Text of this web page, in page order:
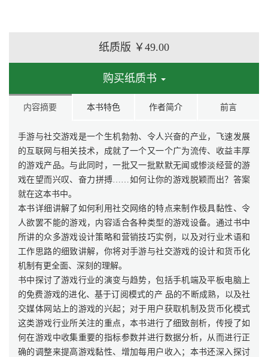
纸质版 ￥49.00
购买纸质书
内容摘要 本书特色 作者简介 前言
手游与社交游戏是一个生机勃勃、令人兴奋的产业，飞速发展
的互联网与相关技术，成就了一个又一个广为流传、收益丰厚
的游戏产品。与此同时，一批又一批默默无闻或惨淡经营的游
戏在望而兴叹、奋力拼搏……如何让你的游戏脱颖而出？答案
就在这本书中。
本书详细讲解了如何利用社交网络的特点来制作极具黏性、令
人欲罢不能的游戏，内容适合各种类型的游戏设备。通过书中
所讲的众多游戏设计策略和营销技巧实例，以及对行业术语和
工作思路的细致讲解，你将对手游与社交游戏的设计和货币化
机制有更全面、深刻的理解。
书中探讨了游戏行业的演变与趋势，包括手机端及平板电脑上
的免费游戏的进化、基于订阅模式的产 品的不断成熟，以及社
交媒体网站上的游戏的兴起；对于用户获取机制及货币化模式
这类游戏行业所关注的重点，本书进行了细致剖析，传授了如
何在游戏中收集重要的指标参数并进行数据分析，从而进行正
确的调整来提高游戏黏性、增加每用户收入；本书还深入探讨